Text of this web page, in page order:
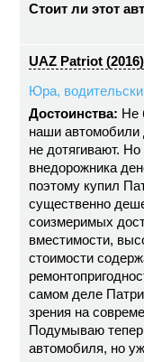
Стоит ли этот
UAZ Patriot (2016)
Юра,
Достоинства: Не
наши автомобили
не дотягивают. Но
внедорожника
поэтому купил
существенно
соизмеримых
вместимости,
стоимости
самом деле
зрения на
Подумываю
автомобиля, но